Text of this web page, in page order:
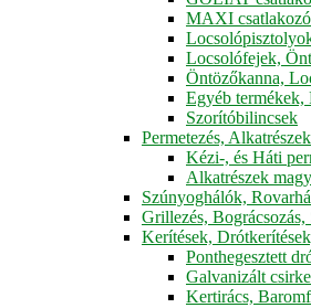
MAXI
Locsolófejek,
Öntözőkanna,
Egyéb termékek,
Szorítóbilincsek
Permetezés, Alkatrészek
Kézi-, és Háti
Alkatrészek
Szúnyoghálók,
Grillezés, Bográcsozás,
Kerítések,
Ponthegesztett
Galvanizált
Kertirács,